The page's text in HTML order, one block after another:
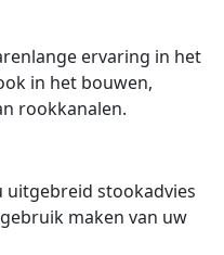
ervaring in het
in het bouwen,
rookkanalen.
uitgebreid stookadvies
maken van uw